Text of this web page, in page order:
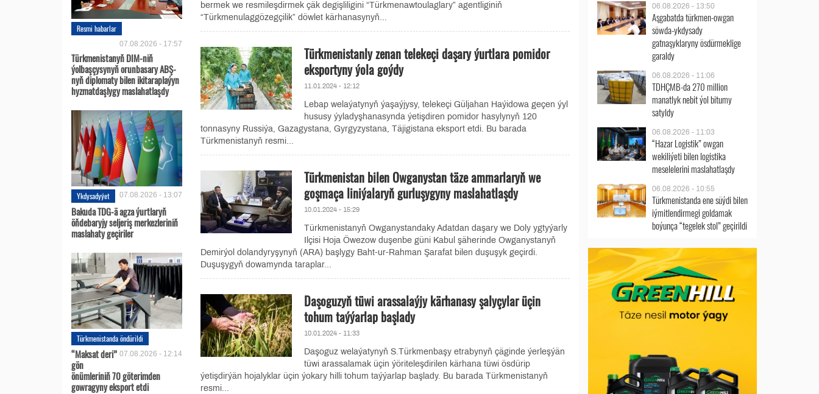
Resmi habarlar
07.08.2026 - 17:57
Türkmenistanyň DIM-niň
ýolbaşçysynyň orunbasary ABŞ-
nyň diplomaty bilen ikitaraplaýyn
hyzmatdaşlygy maslahatlaşdy
Ykdysadyýet 07.08.2026 - 13:07
Bakuda TDG-ä agza ýurtlaryň
öňdebaryjy seljeriş merkezleriniň
maslahaty geçiriler
Türkmenistanda öndürildi
07.08.2026 - 12:14
“Maksat deri”
gön
önümleriniň 70 göterimden
gowragyny eksport etdi
bermek we resmileşdirmek çäk degişliligini “Türkmenawtoulaglary” agentliginiň
“Türkmenulaggözegçilik” döwlet kärhanasynyň...
Türkmenistanly zenan telekeçi daşary ýurtlara pomidor
eksportyny ýola goýdy
11.01.2024 - 12:12
Lebap welaýatynyň ýaşaýjysy, telekeçi Güljahan Haýidowa geçen ýyl
hususy ýyladyşhanasynda ýetişdiren pomidor hasylynyň 120
tonnasyny Russiýa, Gazagystana, Gyrgyzystana, Täjigistana eksport etdi. Bu barada
Türkmenistanyň resmi...
Türkmenistan bilen Owganystan täze ammarlaryň we
goşmaça liniýalaryň gurluşygyny maslahatlaşdy
10.01.2024 - 15:29
Türkmenistanyň Owganystandaky Adatdan daşary we Doly ygtyýarly
Ilçisi Hoja Öwezow duşenbe güni Kabul şäherinde Owganystanyň
Demirýol dolandyryşynyň (ARA) başlygy Baht-ur-Rahman Şarafat bilen duşuşyk geçirdi.
Duşuşygyň dowamynda taraplar...
Daşoguzyň tüwi arassalaýjy kärhanasy şalyçylar üçin
tohum taýýarlap başlady
10.01.2024 - 11:33
Daşoguz welaýatynyň S.Türkmenbaşy etrabynyň çäginde ýerleşýän
tüwi arassalamak üçin ýöriteleşdirilen kärhana tüwi ösdürip
ýetişdirýän hojalyklar üçin ýokary hilli tohum taýýarlap başlady. Bu barada Türkmenistanyň
resmi...
06.08.2026 - 13:50
Aşgabatda türkmen-owgan
söwda-ykdysady
gatnaşyklaryny ösdürmeklige
garaldy
06.08.2026 - 11:06
TDHÇMB-da 270 million
manatlyk nebit ýol bitumy
satyldy
06.08.2026 - 11:03
“Hazar Logistik” owgan
wekiliýeti bilen logistika
meselelerini maslahatlaşdy
06.08.2026 - 10:55
Türkmenistanda ene süýdi bilen
iýmitlendirmegi goldamak
boýunça “tegelek stol” geçirildi